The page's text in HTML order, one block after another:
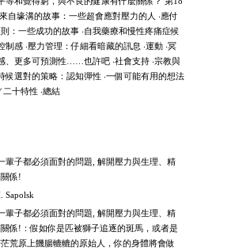
自壕溝的故事：一些超會應對壓力的人 ‧應付
：一些成功的故事 ‧自我藥療和慢性疼痛症候
制感 ‧壓力管理：仔細看暗藏的訊息 ‧運動 ‧冥
、更多可預測性……也許吧 ‧社會支持 ‧宗教與
候選對的策略：認知彈性 ‧一個可能有用的想法
二十特性 ‧總結
輩子都必須面對的問題, 解開壓力與生理、精
係!
Sapolsk
輩子都必須面對的問題, 解開壓力與生理、精
係!：假如你是匹被獅子追逐的斑馬，或者是
荒原上饑腸轆轆的原始人，你的身體將會做